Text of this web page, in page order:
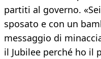
partiti al governo.
sposato e con un
messaggio di
il Jubilee perché ho il